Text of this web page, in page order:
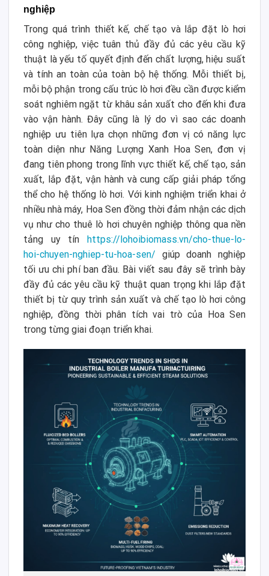
nghiệp
Trong quá trình thiết kế, chế tạo và lắp đặt lò hơi
công nghiệp, việc tuân thủ đầy đủ các yêu cầu kỹ
thuật là yếu tố quyết định đến chất lượng, hiệu suất
và tính an toàn của toàn bộ hệ thống. Mỗi thiết bị,
mỗi bộ phận trong cấu trúc lò hơi đều cần được kiểm
soát nghiêm ngặt từ khâu sản xuất cho đến khi đưa
vào vận hành. Đây cũng là lý do vì sao các doanh
nghiệp ưu tiên lựa chọn những đơn vị có năng lực
toàn diện như Năng Lượng Xanh Hoa Sen, đơn vị
đang tiên phong trong lĩnh vực thiết kế, chế tạo, sản
xuất, lắp đặt, vận hành và cung cấp giải pháp tổng
thể cho hệ thống lò hơi. Với kinh nghiệm triển khai ở
nhiều nhà máy, Hoa Sen đồng thời đảm nhận các dịch
vụ như cho thuê lò hơi chuyên nghiệp thông qua nền
tảng uy tín https://lohoibiomass.vn/cho-thue-lo-
hoi-chuyen-nghiep-tu-hoa-sen/ giúp doanh nghiệp
tối ưu chi phí ban đầu. Bài viết sau đây sẽ trình bày
đầy đủ các yêu cầu kỹ thuật quan trọng khi lắp đặt
thiết bị từ quy trình sản xuất và chế tạo lò hơi công
nghiệp, đồng thời phân tích vai trò của Hoa Sen
trong từng giai đoạn triển khai.